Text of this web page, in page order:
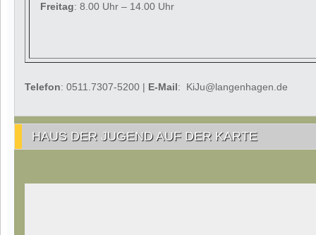
Freitag: 8.00 Uhr – 14.00 Uhr
Telefon: 0511.7307-5200 | E-Mail: KiJu@langenhagen.de
HAUS DER JUGEND AUF DER KARTE